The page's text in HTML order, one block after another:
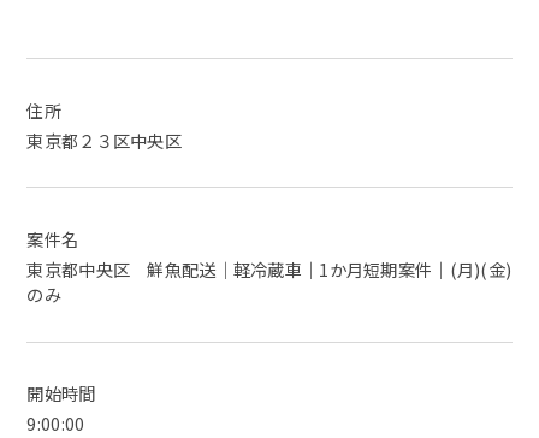
住所
東京都２３区中央区
案件名
東京都中央区 鮮魚配送｜軽冷蔵車｜1か月短期案件｜(月)(金)
のみ
開始時間
9:00:00